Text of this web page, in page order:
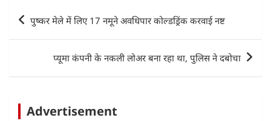
s
A
e
b
o
o
er e
dI
n
l e
Post
navigation
पुष्कर मेले में लिए 17 नमूने अवधिपार कोल्डड्रिंक करवाई नष्ट
प्यूमा कंपनी के नकली लोअर बना रहा था, पुलिस ने दबोचा
Advertisement